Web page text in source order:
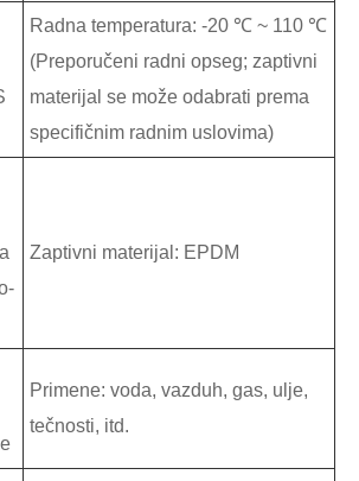
Radna temperatura: -20 ℃ ~ 110 ℃
(Preporučeni radni opseg; zaptivni
materijal se može odabrati prema
specifičnim radnim uslovima)
Zaptivni materijal: EPDM
Primene: voda, vazduh, gas, ulje,
tečnosti, itd.